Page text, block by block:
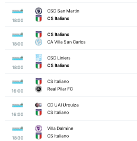
18:00
CSD San Martin
CS Italiano
18:00
CS Italiano
CA Villa San Carlos
18:00
CSD Liniers
CS Italiano
16:00
CS Italiano
Real Pilar FC
16:00
CD UAI Urquiza
CS Italiano
18:30
Villa Dalmine
CS Italiano